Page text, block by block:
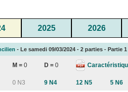
2025 2026
- Le samedi 09/03/2024 - 2 parties - Partie 1
M = 0 D = 0
0 N3 9 N4 12 N5 5 N6